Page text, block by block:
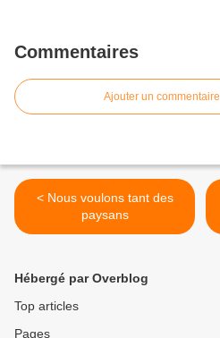
Commentaires
Ajouter un commentaire
< Nous voulons tant des
paysans
Hébergé par Overblog
Top articles
Pages